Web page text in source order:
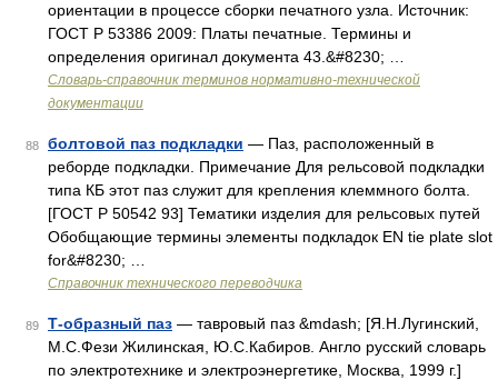
ориентации в процессе сборки печатного узла. Источник:
ГОСТ Р 53386 2009: Платы печатные. Термины и
определения оригинал документа 43.&#8230; …
Словарь-справочник терминов нормативно-технической
документации
88 болтовой паз подкладки — Паз, расположенный в
реборде подкладки. Примечание Для рельсовой подкладки
типа КБ этот паз служит для крепления клеммного болта.
[ГОСТ Р 50542 93] Тематики изделия для рельсовых путей
Обобщающие термины элементы подкладок EN tie plate slot
for&#8230; …
Справочник технического переводчика
89 Т-образный паз — тавровый паз &mdash; [Я.Н.Лугинский,
М.С.Фези Жилинская, Ю.С.Кабиров. Англо русский словарь
по электротехнике и электроэнергетике, Москва, 1999 г.]